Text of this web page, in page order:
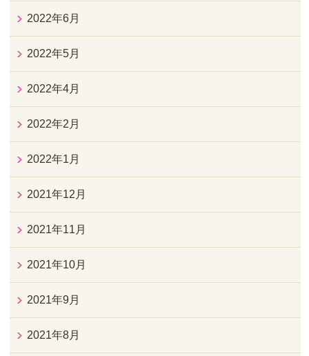
2022年6月
2022年5月
2022年4月
2022年2月
2022年1月
2021年12月
2021年11月
2021年10月
2021年9月
2021年8月